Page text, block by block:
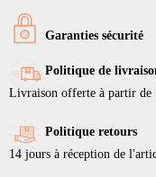
Garanties sécurité
Politique de
Livraison offerte à partir de
Politique retours
14 jours à réception de